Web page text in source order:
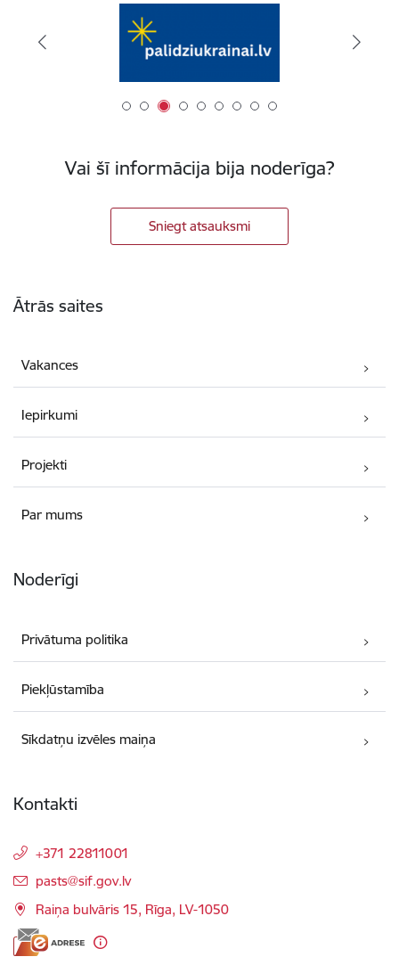
Vai šī informācija bija noderīga?
Sniegt atsauksmi
Ātrās saites
Vakances
Iepirkumi
Projekti
Par mums
Noderīgi
Privātuma politika
Piekļūstamība
Sīkdatņu izvēles maiņa
Kontakti
+371 22811001
E-pasts:
pasts@sif.gov.lv
Raiņa bulvāris 15, Rīga, LV-1050